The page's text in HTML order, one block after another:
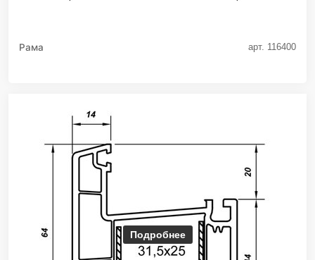
Рама арт. 116400
Подробнее